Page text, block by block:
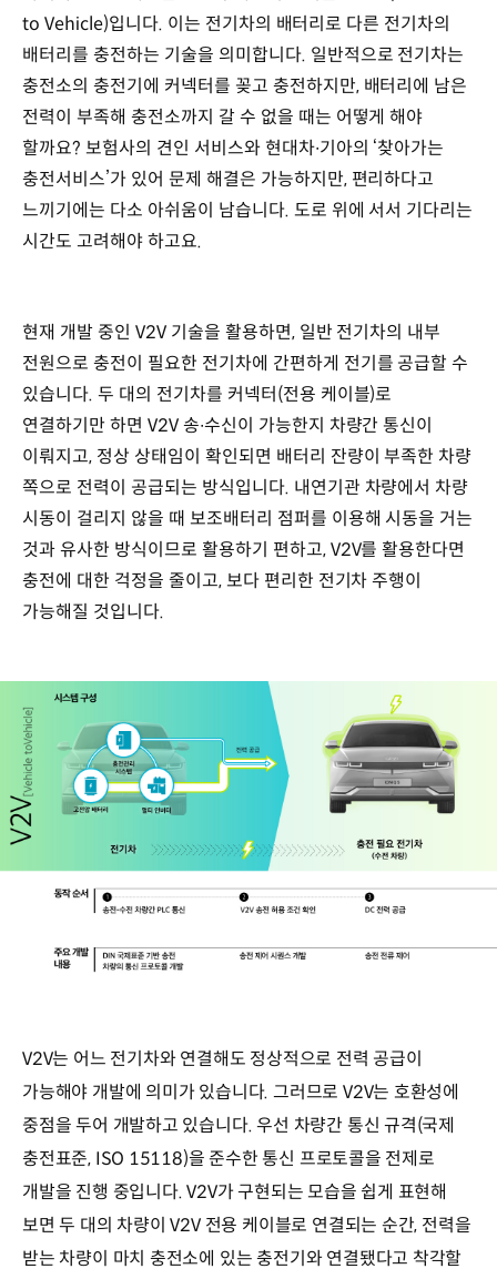
to Vehicle)입니다. 이는 전기차의 배터리로 다른 전기차의
배터리를 충전하는 기술을 의미합니다. 일반적으로 전기차는
충전소의 충전기에 커넥터를 꽂고 충전하지만, 배터리에 남은
전력이 부족해 충전소까지 갈 수 없을 때는 어떻게 해야
할까요? 보험사의 견인 서비스와 현대차∙기아의 ‘찾아가는
충전서비스’가 있어 문제 해결은 가능하지만, 편리하다고
느끼기에는 다소 아쉬움이 남습니다. 도로 위에 서서 기다리는
시간도 고려해야 하고요.
현재 개발 중인 V2V 기술을 활용하면, 일반 전기차의 내부
전원으로 충전이 필요한 전기차에 간편하게 전기를 공급할 수
있습니다. 두 대의 전기차를 커넥터(전용 케이블)로
연결하기만 하면 V2V 송∙수신이 가능한지 차량간 통신이
이뤄지고, 정상 상태임이 확인되면 배터리 잔량이 부족한 차량
쪽으로 전력이 공급되는 방식입니다. 내연기관 차량에서 차량
시동이 걸리지 않을 때 보조배터리 점퍼를 이용해 시동을 거는
것과 유사한 방식이므로 활용하기 편하고, V2V를 활용한다면
충전에 대한 걱정을 줄이고, 보다 편리한 전기차 주행이
가능해질 것입니다.
V2V는 어느 전기차와 연결해도 정상적으로 전력 공급이
가능해야 개발에 의미가 있습니다. 그러므로 V2V는 호환성에
중점을 두어 개발하고 있습니다. 우선 차량간 통신 규격(국제
충전표준, ISO 15118)을 준수한 통신 프로토콜을 전제로
개발을 진행 중입니다. V2V가 구현되는 모습을 쉽게 표현해
보면 두 대의 차량이 V2V 전용 케이블로 연결되는 순간, 전력을
받는 차량이 마치 충전소에 있는 충전기와 연결됐다고 착각할